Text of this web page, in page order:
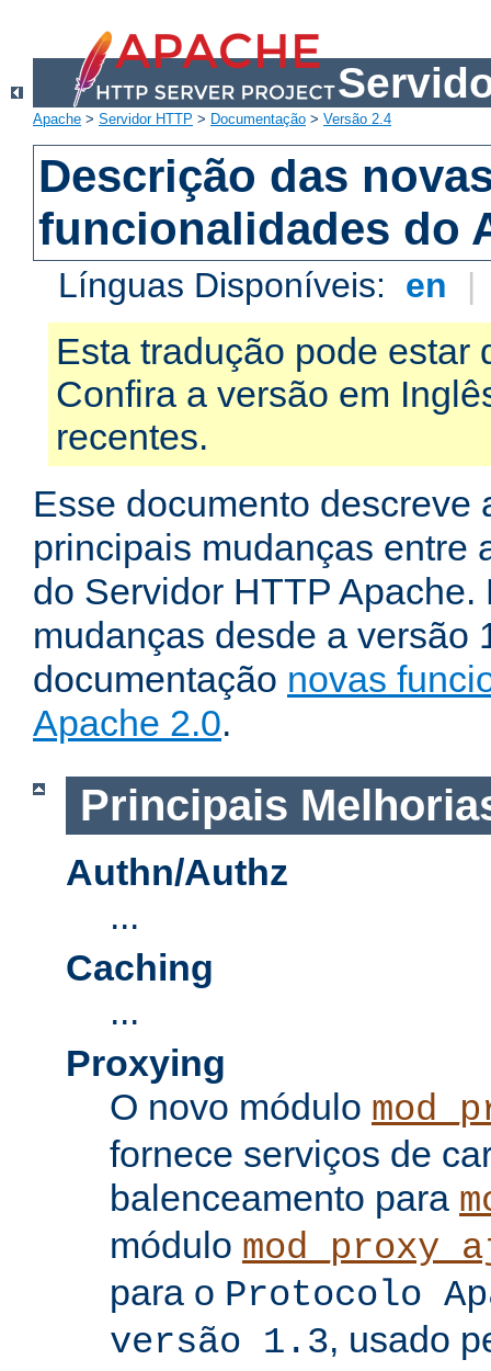
Apache > Servidor HTTP > Documentação > Versão 2.4
Descrição das
funcionalidades do
Línguas Disponíveis: en |
Esta tradução pode estar
Confira a versão em
recentes.
Esse documento descreve
principais mudanças entre
do Servidor HTTP Apache.
mudanças desde a versão
documentação novas
Apache 2.0.
Principais
Authn/Authz
...
Caching
...
Proxying
O novo módulo
fornece serviços de
balenceamento para
módulo
para o Protocolo
versão 1.3, usado